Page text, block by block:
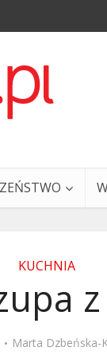
KUCHNIA
Marta Dzbeńska-
i Ty – 29